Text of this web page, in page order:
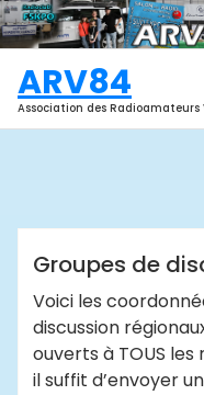
Aller
au
contenu
ARV84
Association des Radioamateurs
Actualités
Groupes de
Voici les
discussion
ouverts à TOUS les
il suffit d’envoyer